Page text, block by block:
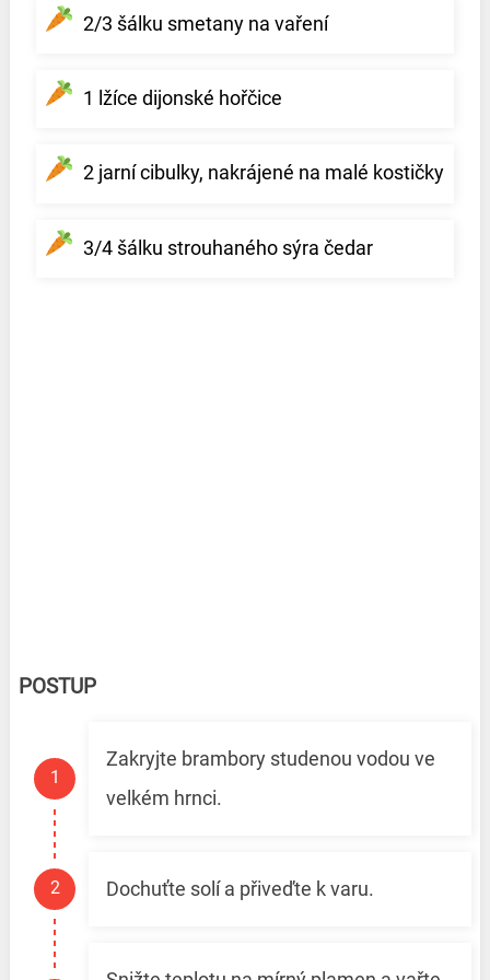
2/3 šálku smetany na vaření
1 lžíce dijonské hořčice
2 jarní cibulky, nakrájené na malé kostičky
3/4 šálku strouhaného sýra čedar
POSTUP
Zakryjte brambory studenou vodou ve
velkém hrnci.
Dochuťte solí a přiveďte k varu.